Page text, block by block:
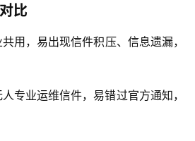
比
用，易出现信件积压、信息遗漏，
专业运维信件，易错过官方通知，